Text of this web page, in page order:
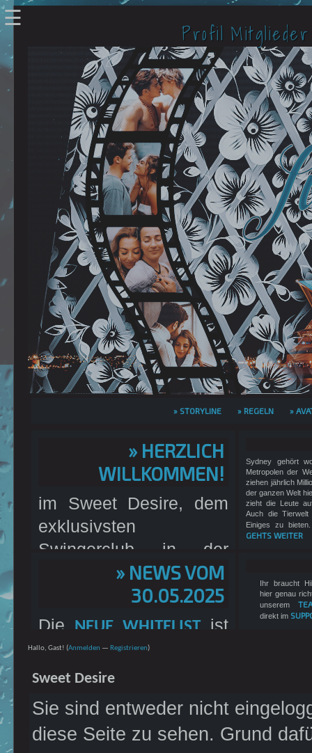
Profil Mitglieder
» STORYLINE » REGELN »
Verbundene Accounts
☰
» HERZLICH
WILLKOMMEN!
im Sweet Desire, dem
exklusivsten
Swingerclub in der
südlichen Hemisphäre.
Wir sind einREALLIFE-
EROTIK-RPGmit einem
FSK18-RATINGund
bespielen das
Sydney, Australien.
Dem Land, wo alles
Sydney gehört
Metropolen der
ziehen jährlich
der ganzen Welt
zieht die Leute
Auch die
Einiges zu
GEHTS WEITER
» NEWS VOM
30.05.2025
Die NEUE WHITELISTist
erschienen! Bitte meldet
euch dort, wenn ihr mit
bleiben möchtet. Es
wurden PNs an die
Ihr braucht
hier genau
unserem
direkt im
Hallo, Gast! (Anmelden — Registrieren)
Sweet Desire
Sie sind entweder nicht
diese Seite zu sehen. Grund